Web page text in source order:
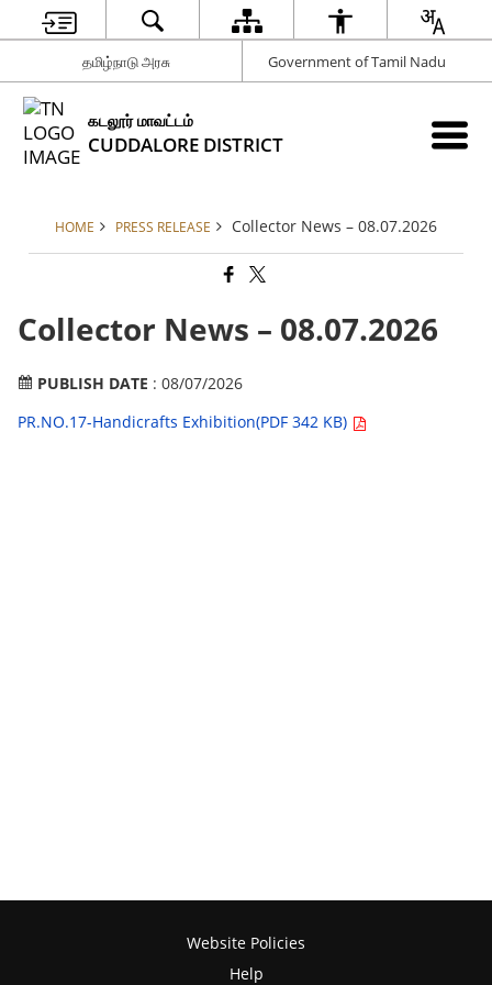
தமிழ்நாடு அரசு Government of Tamil Nadu
கடலூர் மாவட்டம்
CUDDALORE DISTRICT
HOME PRESS RELEASE Collector News – 08.07.2026
Collector News – 08.07.2026
PUBLISH DATE : 08/07/2026
PR.NO.17-Handicrafts Exhibition(PDF 342 KB)
Website Policies
Help